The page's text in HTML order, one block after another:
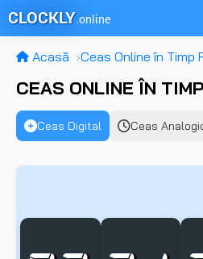
CLOCKLY.online
Acasă Ceas Online în Timp
CEAS ONLINE ÎN
Ceas Digital Ceas